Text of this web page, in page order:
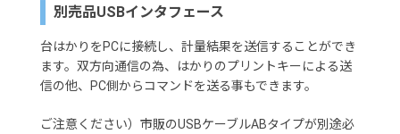
別売品USBインタフェース
台はかりをPCに接続し、計量結果を送信することができ
ます。双方向通信の為、はかりのプリントキーによる送
信の他、PC側からコマンドを送る事もできます。
ご注意ください）市販のUSBケーブルABタイプが別途必